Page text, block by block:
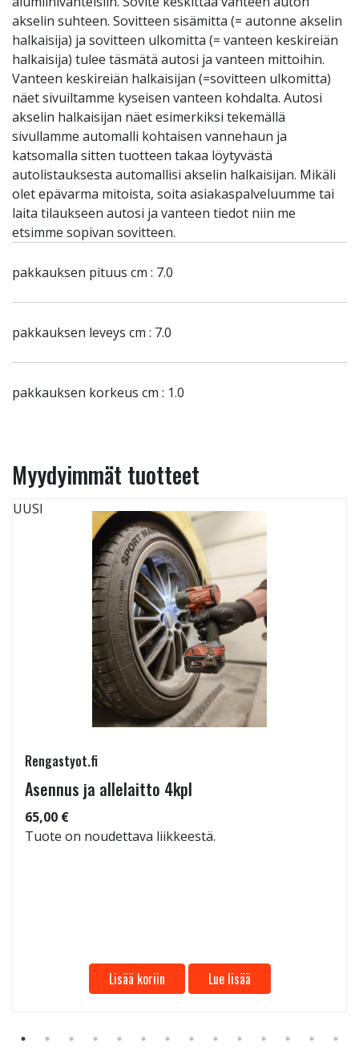
akselin suhteen. Sovitteen sisämitta (= autonne akselin
halkaisija) ja sovitteen ulkomitta (= vanteen keskireiän
halkaisija) tulee täsmätä autosi ja vanteen mittoihin.
Vanteen keskireiän halkaisijan (=sovitteen ulkomitta)
näet sivuiltamme kyseisen vanteen kohdalta. Autosi
akselin halkaisijan näet esimerkiksi tekemällä
sivullamme automalli kohtaisen vannehaun ja
katsomalla sitten tuotteen takaa löytyvästä
autolistauksesta automallisi akselin halkaisijan. Mikäli
olet epävarma mitoista, soita asiakaspalveluumme tai
laita tilaukseen autosi ja vanteen tiedot niin me
etsimme sopivan sovitteen.
pakkauksen pituus cm : 7.0
pakkauksen leveys cm : 7.0
pakkauksen korkeus cm : 1.0
Myydyimmät tuotteet
UUSI
Rengastyot.fi
Asennus ja allelaitto 4kpl
65,00 €
Tuote on noudettava liikkeestä.
Lisää koriin Lue lisää